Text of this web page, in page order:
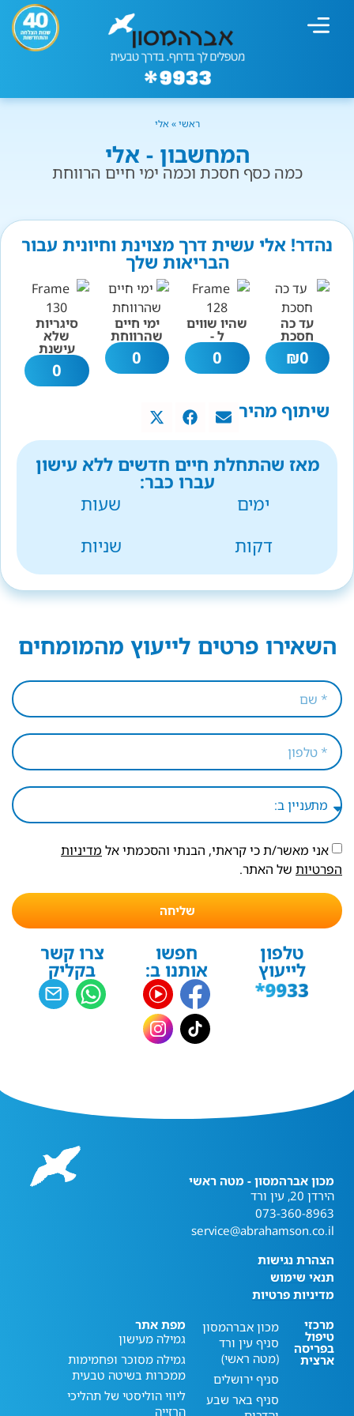
ראשי» אלי
המחשבון - אלי
כמה כסף חסכת וכמה ימי חיים הרווחת
נהדר! אלי עשית דרך מצוינת וחיונית עבור
הבריאות שלך
עד כה
חסכת
0
₪
שהיו שווים
ל -
0
ימי חיים
שהרווחת
0
סיגריות
שלא
עישנת
0
שיתוף מהיר
מאז שהתחלת חיים חדשים ללא עישון
עברו כבר:
ימים
שעות
דקות
שניות
השאירו פרטים לייעוץ מהמומחים
אני מאשר/ת כי קראתי, הבנתי והסכמתי אל מדיניות
הפרטיות של האתר.
שליחה
טלפון
לייעוץ
חפשו
אותנו ב:
צרו קשר
בקליק
מכון אברהמסון - מטה ראשי
הירדן 20, עין ורד
073-360-8963
service@abrahamson.co.il
הצהרת נגישות
תנאי שימוש
מדיניות פרטיות
מרכזי
טיפול
בפריסה
ארצית
מכון אברהמסון
סניף עין ורד
(מטה ראשי)
סניף ירושלים
סניף באר שבע
מפת אתר
גמילה מעישון
גמילה מסוכר ופחמימות
ממכרות בשיטה טבעית
ליווי הוליסטי של תהליכי
הרזייה